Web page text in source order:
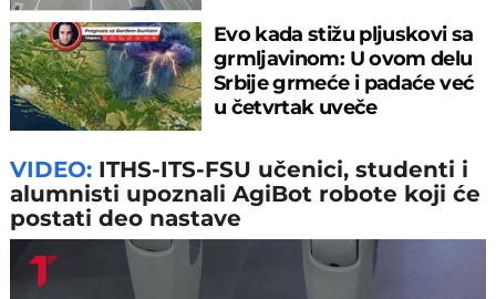
Evo kada stižu pljuskovi sa
grmljavinom: U ovom delu
Srbije grmeće i padaće već
u četvrtak uveče
VIDEO: ITHS-ITS-FSU učenici, studenti i
alumnisti upoznali AgiBot robote koji će
postati deo nastave